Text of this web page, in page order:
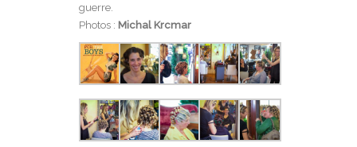
guerre.
Photos : Michal Krcmar